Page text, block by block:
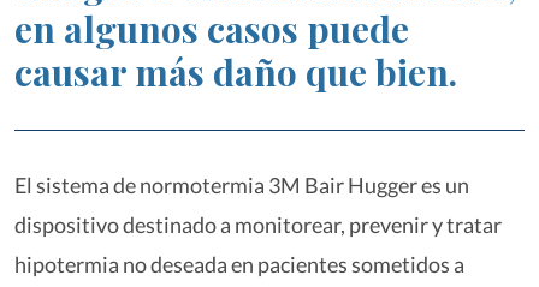
en algunos casos puede
causar más daño que bien.
El sistema de normotermia 3M Bair Hugger es un
dispositivo destinado a monitorear, prevenir y tratar
hipotermia no deseada en pacientes sometidos a